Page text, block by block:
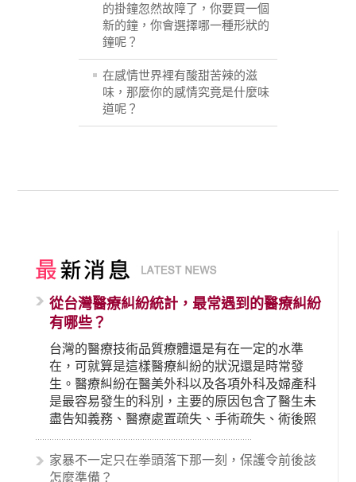
的掛鐘忽然故障了，你要買一個
新的鐘，你會選擇哪一種形狀的
鐘呢？
在感情世界裡有酸甜苦辣的滋
味，那麼你的感情究竟是什麼味
道呢？
從台灣醫療糾紛統計，最常遇到的醫療糾紛
有哪些？
台灣的醫療技術品質療體還是有在一定的水準
在，可就算是這樣醫療糾紛的狀況還是時常發
生。醫療糾紛在醫美外科以及各項外科及婦產科
是最容易發生的科別，主要的原因包含了醫生未
盡告知義務、醫療處置疏失、手術疏失、術後照
顧失當、醫療費用的收取。雖然醫學進步，但醫
生與病患之間引起的糾紛還是經常發生。很多案
例中最後都走向訴訟流程，我們如果不幸遇到相
家暴不一定只在拳頭落下那一刻，保護令前後該
怎麼準備？